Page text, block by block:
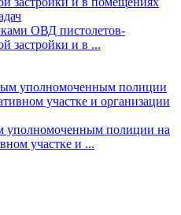
ОВД пистолетов-
застройки и в ...
уполномоченным полиции на
участке и ...